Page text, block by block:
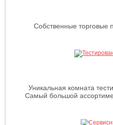
Собственные
Уникальная комната
Самый большой